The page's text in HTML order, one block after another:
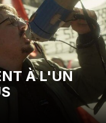
À L'UN